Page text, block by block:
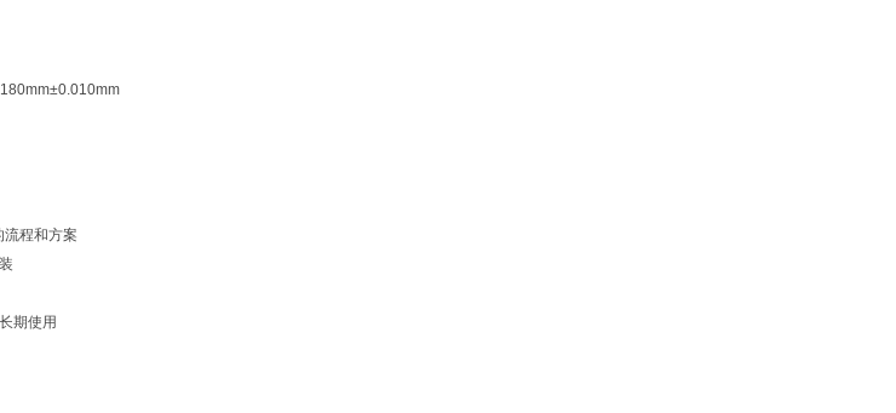
流程和方案
期使用